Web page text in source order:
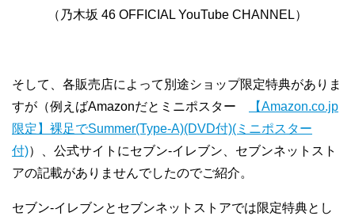
（乃木坂 46 OFFICIAL YouTube CHANNEL）
そして、各販売店によって別途ショップ限定特典がありま
すが（例えばAmazonだとミニポスター
【Amazon.co.jp
限定】裸足でSummer(Type-A)(DVD付)(ミニポスター
付)）、公式サイトにセブン-イレブン、セブンネットスト
アの記載がありませんでしたのでご紹介。
セブン-イレブンとセブンネットストアでは限定特典とし